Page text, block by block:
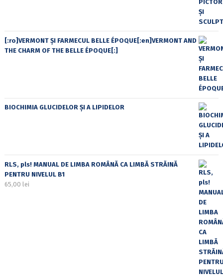
[:ro]VERMONT ȘI FARMECUL BELLE ÉPOQUE[:en]VERMONT AND
THE CHARM OF THE BELLE ÉPOQUE[:]
BIOCHIMIA GLUCIDELOR ȘI A LIPIDELOR
RLS, pls! MANUAL DE LIMBA ROMÂNĂ CA LIMBĂ STRĂINĂ
PENTRU NIVELUL B1
65,00 lei